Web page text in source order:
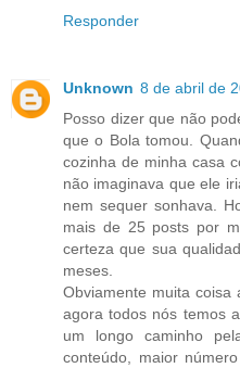
Responder
Unknown 8 de abril de
Posso dizer que não
que o Bola tomou.
cozinha de minha casa
não imaginava que ele
nem sequer sonhava.
mais de 25 posts por
certeza que sua
meses.
Obviamente muita coisa
agora todos nós temos
um longo caminho
conteúdo, maior